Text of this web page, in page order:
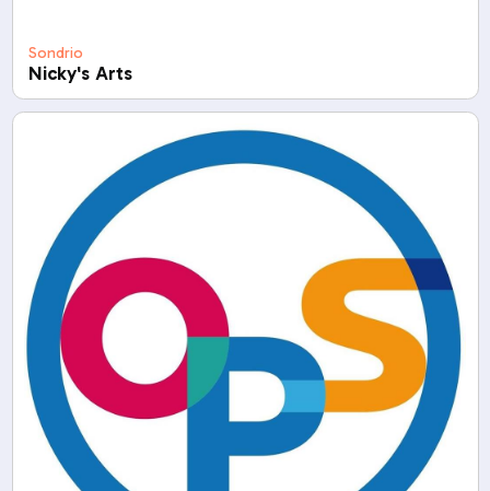
Sondrio
Nicky's Arts